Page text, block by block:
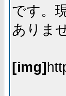
です。
ありま
[img]